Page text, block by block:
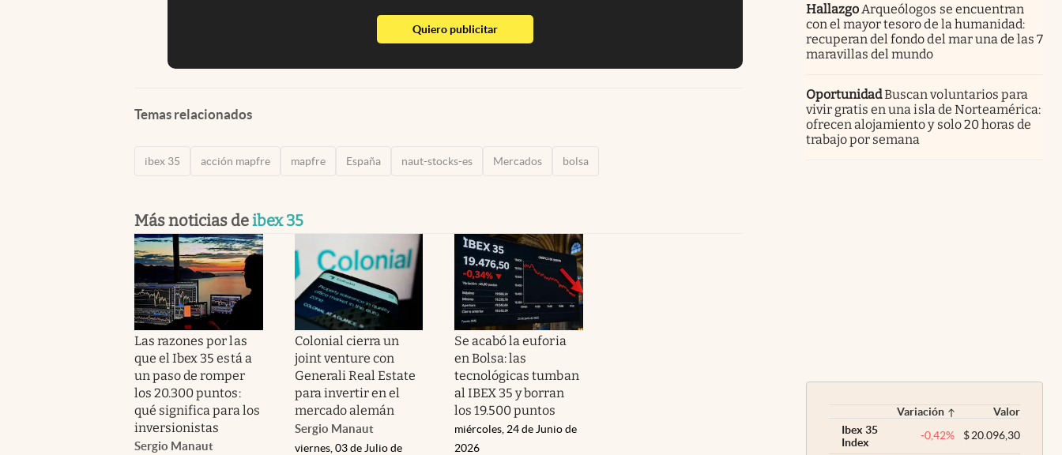
Quiero publicitarabre en nueva pestaña
Temas relacionados
ibex 35 acción mapfre mapfre España naut-stocks-es Mercados bolsa
Más noticias deibex 35
Las razones por las
que el Ibex 35 está a
un paso de romper
los 20.300 puntos:
qué significa para los
inversionistas
Sergio Manaut
Colonial cierra un
joint venture con
Generali Real Estate
para invertir en el
mercado alemán
Sergio Manaut
viernes, 03 de Julio de
Se acabó la euforia
en Bolsa: las
tecnológicas tumban
al IBEX 35 y borran
los 19.500 puntos
miércoles, 24 de Junio de
2026
HallazgoArqueólogos se encuentran
con el mayor tesoro de la humanidad:
recuperan del fondo del mar una de las 7
maravillas del mundo
OportunidadBuscan voluntarios para
vivir gratis en una isla de Norteamérica:
ofrecen alojamiento y solo 20 horas de
trabajo por semana
Variación
Valor
Ibex 35
Index
-0,42% $20.096,30